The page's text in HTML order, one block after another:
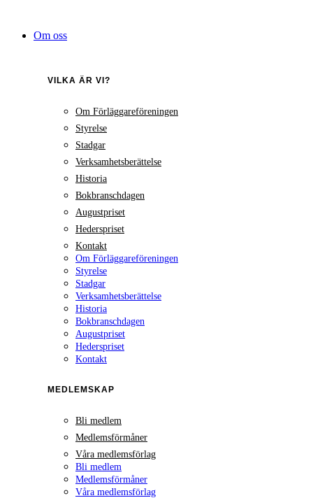
innehållOm oss
VILKA ÄR VI?
Om Förläggareföreningen
Styrelse
Stadgar
Verksamhetsberättelse
Historia
Bokbranschdagen
Augustpriset
Hederspriset
Kontakt
Om Förläggareföreningen
Styrelse
Stadgar
Verksamhetsberättelse
Historia
Bokbranschdagen
Augustpriset
Hederspriset
Kontakt
MEDLEMSKAP
Bli medlem
Medlemsförmåner
Våra medlemsförlag
Bli medlem
Medlemsförmåner
Våra medlemsförlag